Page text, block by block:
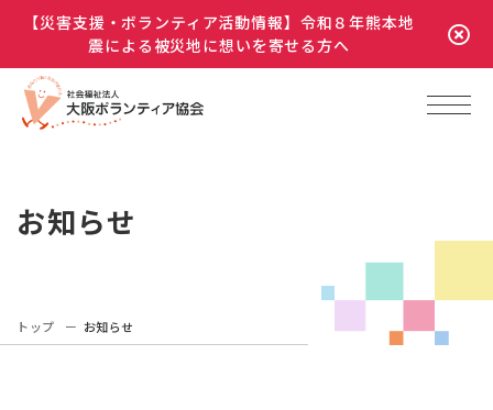
【災害支援・ボランティア活動情報】令和８年熊本地
震による被災地に想いを寄せる方へ
お知らせ
トップ お知らせ